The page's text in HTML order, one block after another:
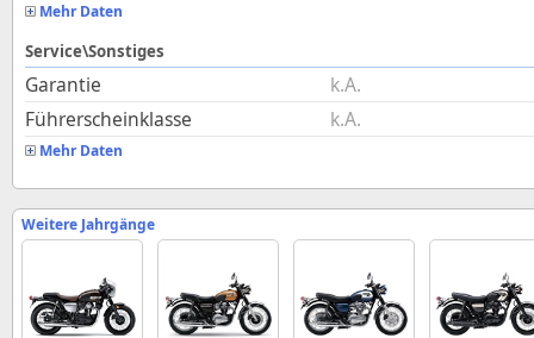
Mehr Daten
Service\Sonstiges
Garantie
k.A.
Führerscheinklasse
k.A.
Mehr Daten
Weitere Jahrgänge